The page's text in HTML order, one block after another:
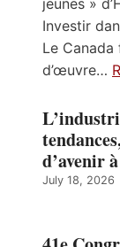
Investir
Le
d’œuvre…
d’avenir
July 18, 2026